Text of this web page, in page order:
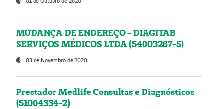
MUDANÇA DE ENDEREÇO - DIAGITAB
SERVIÇOS MÉDICOS LTDA (54003267-5)
03 de Novembro de 2020
Prestador Medlife Consultas e Diagnósticos
(51004334-2)